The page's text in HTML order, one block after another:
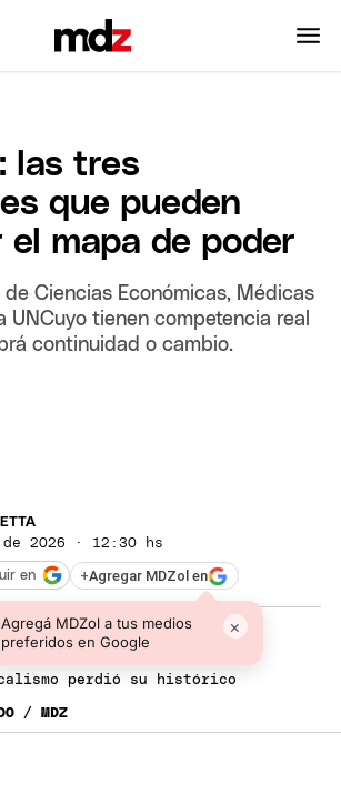
las tres
que pueden
mapa de poder
Ciencias Económicas, Médicas
UNCuyo tienen competencia real
continuidad o cambio.
2026 · 12:30 hs
+Agregar MDZol en
Agregá MDZol a tus medios
preferidos en Google
×
en
perdió su histórico
/ MDZ